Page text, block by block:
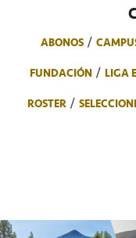
ABONOS
FUNDACIÓN
LIGA
ROSTER